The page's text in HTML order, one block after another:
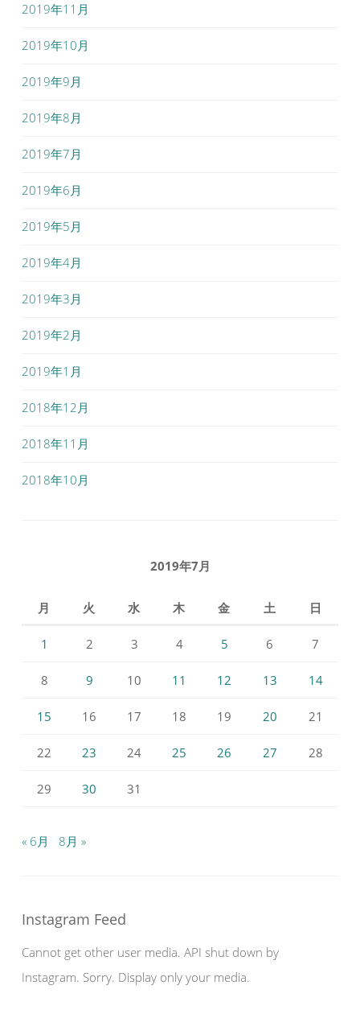
2019年11月
2019年10月
2019年9月
2019年8月
2019年7月
2019年6月
2019年5月
2019年4月
2019年3月
2019年2月
2019年1月
2018年12月
2018年11月
2018年10月
2019年7月
月 火 水 木 金 土 日
1 2 3 4 5 6 7
8 9 10 11 12 13 14
15 16 17 18 19 20 21
22 23 24 25 26 27 28
29 30 31
« 6月 8月 »
Instagram Feed
Cannot get other user media. API shut down by
Instagram. Sorry. Display only your media.